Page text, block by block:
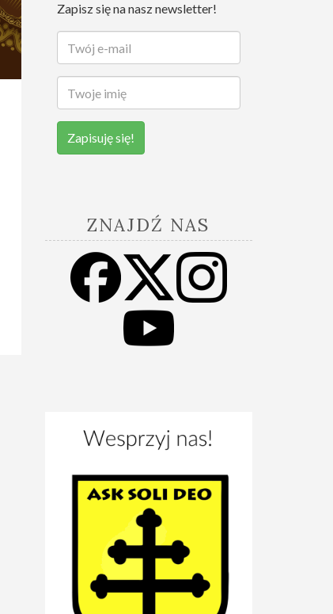
Zapisz się na nasz newsletter!
Zapisuję się!
ZNAJDŹ NAS